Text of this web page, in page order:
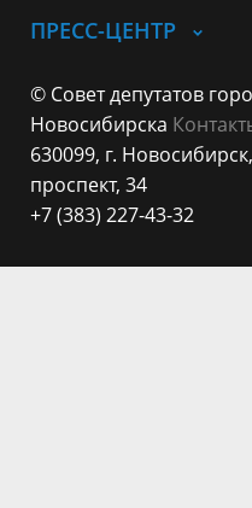
ПРЕСС-ЦЕНТР
© Совет депутатов
Новосибирска
630099, г.
проспект, 34
+7 (383) 227-43-32